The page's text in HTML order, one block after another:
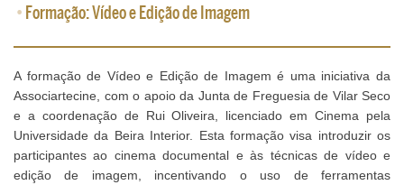
• Formação: Vídeo e Edição de Imagem
A formação de Vídeo e Edição de Imagem é uma iniciativa da
Associartecine, com o apoio da Junta de Freguesia de Vilar Seco
e a coordenação de Rui Oliveira, licenciado em Cinema pela
Universidade da Beira Interior. Esta formação visa introduzir os
participantes ao cinema documental e às técnicas de vídeo e
edição de imagem, incentivando o uso de ferramentas